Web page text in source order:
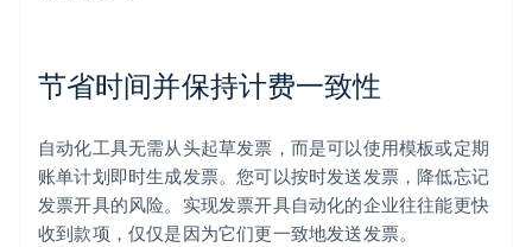
节省时间并保持计费一致性
自动化工具无需从头起草发票，而是可以使用模板或定期
账单计划即时生成发票。您可以按时发送发票，降低忘记
发票开具的风险。实现发票开具自动化的企业往往能更快
收到款项，仅仅是因为它们更一致地发送发票。